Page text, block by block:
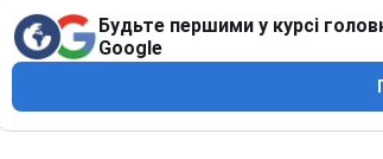
Будьте першими у курсі
Google